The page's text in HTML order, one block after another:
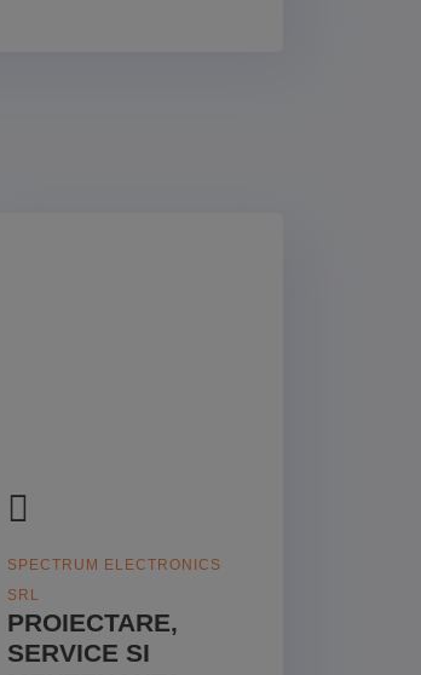
SPECTRUM ELECTRONICS
SRL
PROIECTARE,
SERVICE SI